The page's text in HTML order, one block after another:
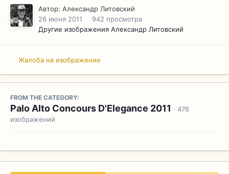
Автор: Александр Литовский
26 июня 2011
942 просмотра
Другие изображения Александр Литовский
Жалоба на изображение
FROM THE CATEGORY:
Palo Alto Concours D'Elegance 2011 · 476
изображений